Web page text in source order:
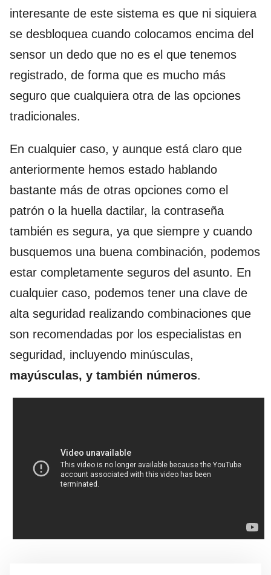
interesante de este sistema es que ni siquiera
se desbloquea cuando colocamos encima del
sensor un dedo que no es el que tenemos
registrado, de forma que es mucho más
seguro que cualquiera otra de las opciones
tradicionales.
En cualquier caso, y aunque está claro que
anteriormente hemos estado hablando
bastante más de otras opciones como el
patrón o la huella dactilar, la contraseña
también es segura, ya que siempre y cuando
busquemos una buena combinación, podemos
estar completamente seguros del asunto. En
cualquier caso, podemos tener una clave de
alta seguridad realizando combinaciones que
son recomendadas por los especialistas en
seguridad, incluyendo minúsculas,
mayúsculas, y también números.